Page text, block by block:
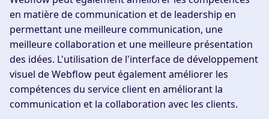
en matière de communication et de leadership en
permettant une meilleure communication, une
meilleure collaboration et une meilleure présentation
des idées. L'utilisation de l'interface de développement
visuel de Webflow peut également améliorer les
compétences du service client en améliorant la
communication et la collaboration avec les clients.